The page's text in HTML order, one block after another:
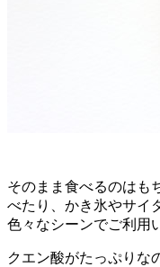
そのまま食べるのはも
べたり、かき氷やサイ
色々なシーンでご利用
クエン酸がたっぷりな